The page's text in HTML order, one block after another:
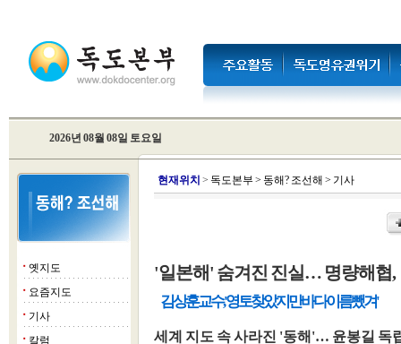
2026년 08월 08일 토요일
■ 옛지도
■ 요즘지도
■ 기사
■ 칼럼
현재위치 > 독도본부 > 동해? 조선해 > 기사
'일본해' 숨겨진 진실… 명량해협,
김상훈 교수, '영토 찾았지만 바다 이름 뺐겨'
세계 지도 속 사라진 '동해'… 윤봉길 독